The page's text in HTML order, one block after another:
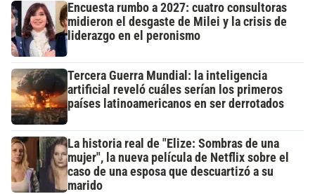
Encuesta rumbo a 2027: cuatro consultoras
midieron el desgaste de Milei y la crisis de
liderazgo en el peronismo
Tercera Guerra Mundial: la inteligencia
artificial reveló cuáles serían los primeros
países latinoamericanos en ser derrotados
La historia real de "Elize: Sombras de una
mujer", la nueva película de Netflix sobre el
caso de una esposa que descuartizó a su
marido